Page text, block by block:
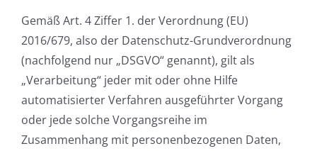
Gemäß Art. 4 Ziffer 1. der Verordnung (EU)
2016/679, also der Datenschutz-Grundverordnung
(nachfolgend nur „DSGVO“ genannt), gilt als
„Verarbeitung“ jeder mit oder ohne Hilfe
automatisierter Verfahren ausgeführter Vorgang
oder jede solche Vorgangsreihe im
Zusammenhang mit personenbezogenen Daten,